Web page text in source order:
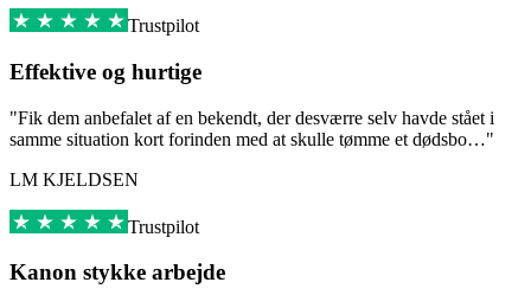
Trustpilot
Effektive og hurtige
"Fik dem anbefalet af en bekendt, der desværre selv havde stået i
samme situation kort forinden med at skulle tømme et dødsbo…"
LM KJELDSEN
Trustpilot
Kanon stykke arbejde